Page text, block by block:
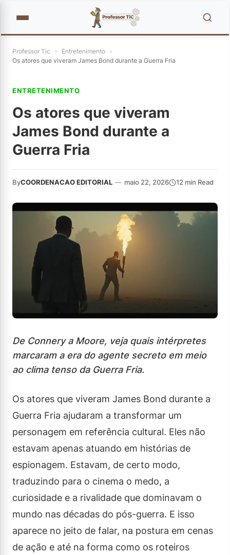
Professor Tic » Entretenimento »
Os atores que viveram James Bond durante a Guerra Fria
ENTRETENIMENTO
Os atores que viveram
James Bond durante a
Guerra Fria
ByCOORDENACAO EDITORIAL — maio 22, 2026 12 min Read
De Connery a Moore, veja quais intérpretes
marcaram a era do agente secreto em meio
ao clima tenso da Guerra Fria.
Os atores que viveram James Bond durante a
Guerra Fria ajudaram a transformar um
personagem em referência cultural. Eles não
estavam apenas atuando em histórias de
espionagem. Estavam, de certo modo,
traduzindo para o cinema o medo, a
curiosidade e a rivalidade que dominavam o
mundo nas décadas do pós-guerra. E isso
aparece no jeito de falar, na postura em cenas
de ação e até na forma como os roteiros